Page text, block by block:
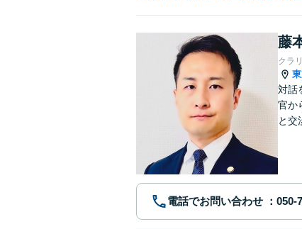
藤
クラ
対話
官か
と交
電話でお問い合わせ